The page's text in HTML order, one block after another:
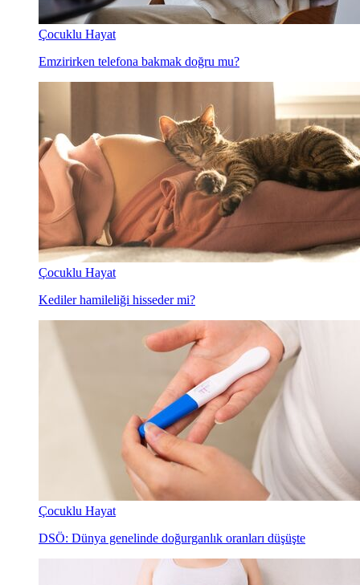
Çocuklu Hayat
Emzirirken telefona bakmak doğru mu?
Çocuklu Hayat
Kediler hamileliği hisseder mi?
Çocuklu Hayat
DSÖ: Dünya genelinde doğurganlık oranları düşüşte